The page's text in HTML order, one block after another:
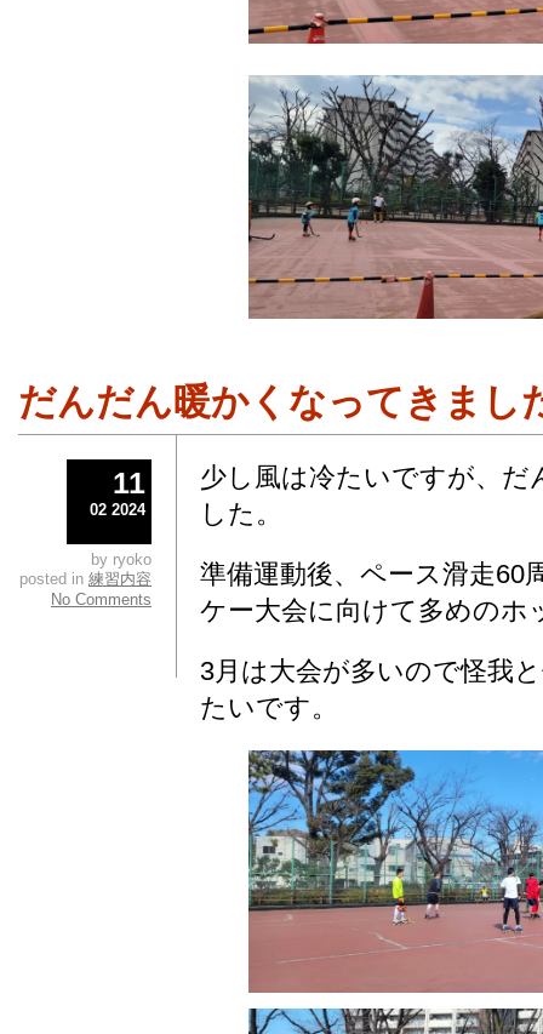
だんだん暖かくなってきまし
少し風は冷たいですが、
した。
準備運動後、ペース滑走60
ケー大会に向けて多めのホ
3月は大会が多いので怪我
たいです。
11
02 2024
by ryoko
posted in 練習内容
No Comments